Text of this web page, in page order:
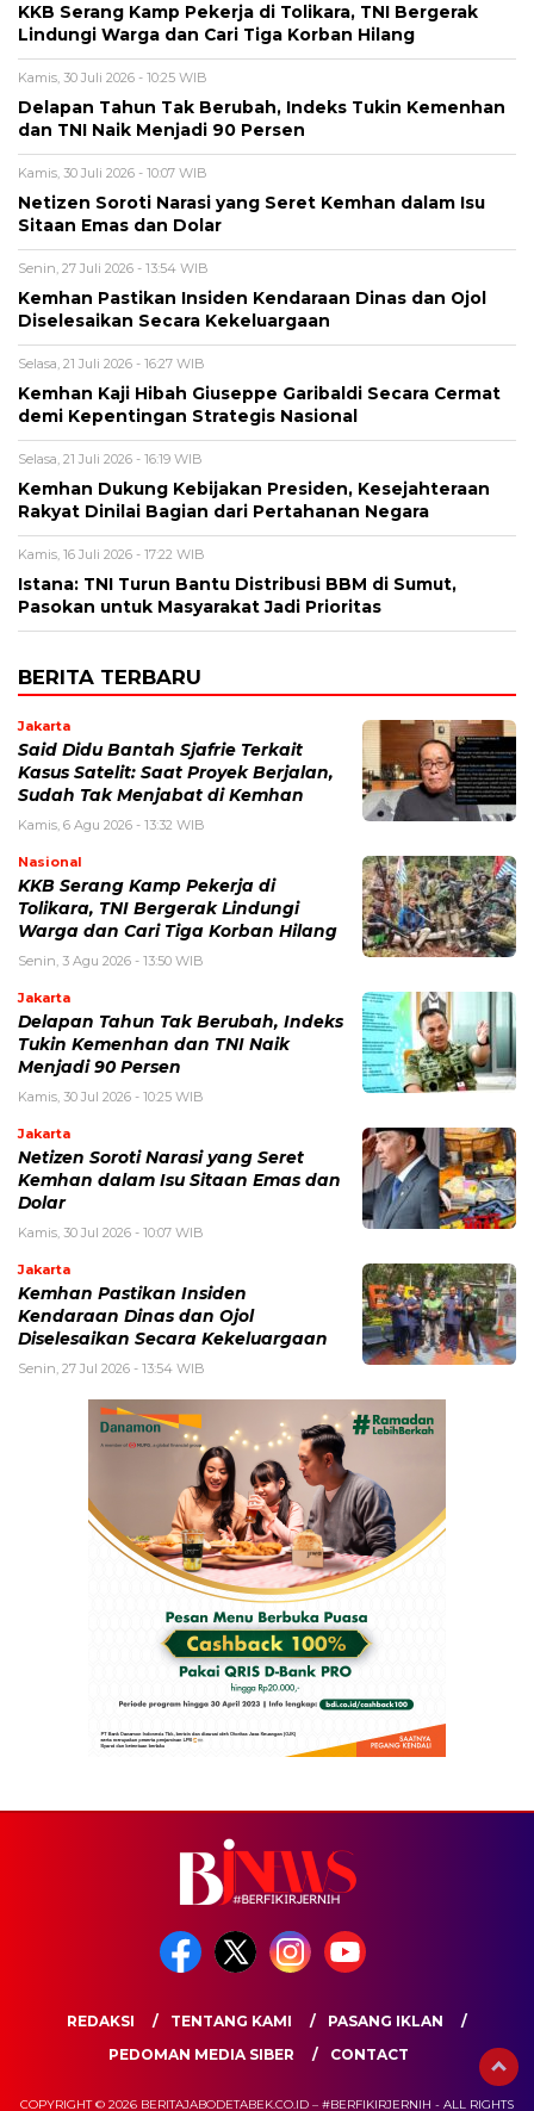
KKB Serang Kamp Pekerja di Tolikara, TNI Bergerak
Lindungi Warga dan Cari Tiga Korban Hilang
Kamis, 30 Juli 2026 - 10:25 WIB
Delapan Tahun Tak Berubah, Indeks Tukin Kemenhan
dan TNI Naik Menjadi 90 Persen
Kamis, 30 Juli 2026 - 10:07 WIB
Netizen Soroti Narasi yang Seret Kemhan dalam Isu
Sitaan Emas dan Dolar
Senin, 27 Juli 2026 - 13:54 WIB
Kemhan Pastikan Insiden Kendaraan Dinas dan Ojol
Diselesaikan Secara Kekeluargaan
Selasa, 21 Juli 2026 - 16:27 WIB
Kemhan Kaji Hibah Giuseppe Garibaldi Secara Cermat
demi Kepentingan Strategis Nasional
Selasa, 21 Juli 2026 - 16:19 WIB
Kemhan Dukung Kebijakan Presiden, Kesejahteraan
Rakyat Dinilai Bagian dari Pertahanan Negara
Kamis, 16 Juli 2026 - 17:22 WIB
Istana: TNI Turun Bantu Distribusi BBM di Sumut,
Pasokan untuk Masyarakat Jadi Prioritas
BERITA TERBARU
Jakarta
Said Didu Bantah Sjafrie Terkait
Kasus Satelit: Saat Proyek Berjalan,
Sudah Tak Menjabat di Kemhan
Kamis, 6 Agu 2026 - 13:32 WIB
Nasional
KKB Serang Kamp Pekerja di
Tolikara, TNI Bergerak Lindungi
Warga dan Cari Tiga Korban Hilang
Senin, 3 Agu 2026 - 13:50 WIB
Jakarta
Delapan Tahun Tak Berubah, Indeks
Tukin Kemenhan dan TNI Naik
Menjadi 90 Persen
Kamis, 30 Jul 2026 - 10:25 WIB
Jakarta
Netizen Soroti Narasi yang Seret
Kemhan dalam Isu Sitaan Emas dan
Dolar
Kamis, 30 Jul 2026 - 10:07 WIB
Jakarta
Kemhan Pastikan Insiden
Kendaraan Dinas dan Ojol
Diselesaikan Secara Kekeluargaan
Senin, 27 Jul 2026 - 13:54 WIB
REDAKSI TENTANG KAMI
PASANG IKLAN
PEDOMAN MEDIA SIBER
CONTACT
COPYRIGHT © 2026 BERITAJABODETABEK.CO.ID – #BERFIKIRJERNIH - ALL RIGHTS